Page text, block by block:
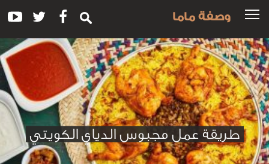
وصفة ماما
طريقة عمل مجبوس الدياي الكويتي